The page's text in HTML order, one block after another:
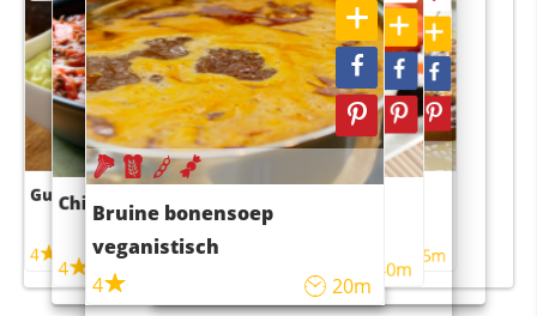
Guacamole
4
Chili con carne
4
Bruine bonensoep
veganistisch
4
20m
Sushi rijstsalade
maaltijdsalade
40m
4 55m